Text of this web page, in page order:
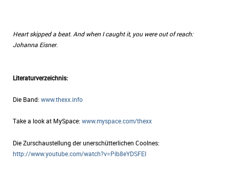
Heart skipped a beat. And when I caught it, you were out of reach:
Johanna Eisner.
Literaturverzeichnis:
Die Band:www.thexx.info
Take a look at MySpace:www.myspace.com/thexx
Die Zurschaustellung der unerschütterlichen Coolnes:
http://www.youtube.com/watch?v=Pib8eYDSFEI